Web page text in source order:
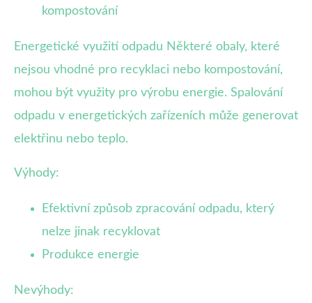
kompostování
Energetické využití odpadu Některé obaly, které
nejsou vhodné pro recyklaci nebo kompostování,
mohou být využity pro výrobu energie. Spalování
odpadu v energetických zařízeních může generovat
elektřinu nebo teplo.
Výhody:
Efektivní způsob zpracování odpadu, který
nelze jinak recyklovat
Produkce energie
Nevýhody: